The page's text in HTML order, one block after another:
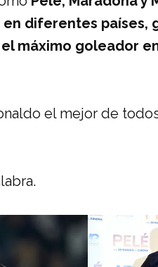
diferentes países,
máximo goleador
el mejor de